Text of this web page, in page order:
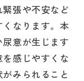
張や不安など
なります。本
意が生じます
感じやすくな
みられること